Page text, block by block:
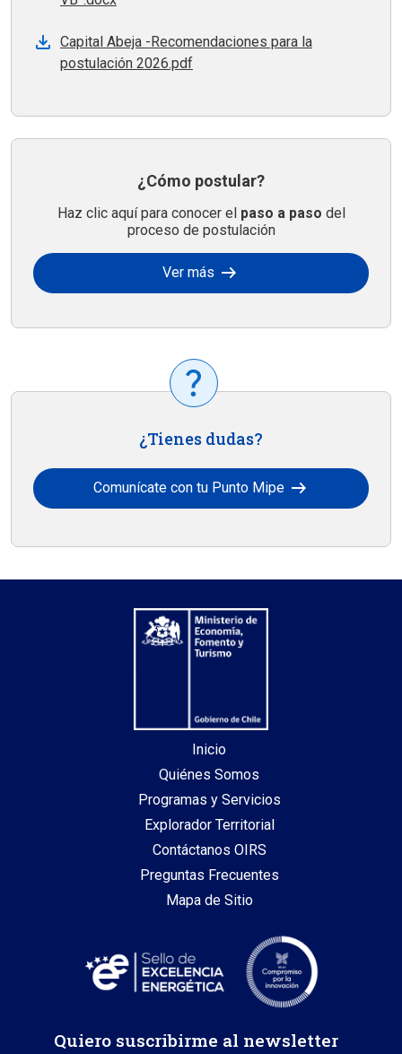
Capital Abeja -Recomendaciones para la
postulación 2026.pdf
¿Cómo postular?
Haz clic aquí para conocer el paso a paso del
proceso de postulación
Ver más arrow_right_alt
¿Tienes dudas?
Comunícate con tu Punto Mipe arrow_right_alt
Inicio
Quiénes Somos
Programas y Servicios
Explorador Territorial
Contáctanos OIRS
Preguntas Frecuentes
Mapa de Sitio
Quiero suscribirme al newsletter